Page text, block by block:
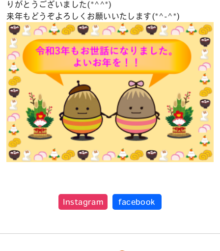
りがとうございました(*^^*)
来年もどうぞよろしくお願いいたします(*^-^*)
Instagram facebook